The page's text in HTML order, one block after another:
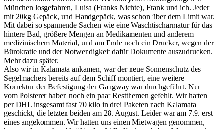
München losgefahren, Luisa (Franks Nichte), Frank und ich. Jeder
mit 20kg Gepäck, und Handgepäck, was schon über dem Limit war.
Mit dabei so spannende Sachen wie eine Waschtischarmatur für das
hintere Bad, größere Mengen an Medikamenten und anderem
medizinischem Material, und am Ende noch ein Drucker, wegen der
Bürokratie und der Notwendigkeit dafür Dokumente auszudrucken.
Mehr dazu später.
Also wir in Kalamata ankamen, war der neue Sonnenschutz des
Segelmachers bereits auf dem Schiff montiert, eine weitere
Korrektur der Befestigung der Gangway war durchgeführt. Nur
vom Polsterer haben noch ein paar Restthemen gefehlt. Wir hatten
per DHL insgesamt fast 70 kilo in drei Paketen nach Kalamata
geschickt, die letzten beiden am 28. August. Leider war am 7.9. erst
eines angekommen. Wir hatten uns einen Mietwagen genommen,